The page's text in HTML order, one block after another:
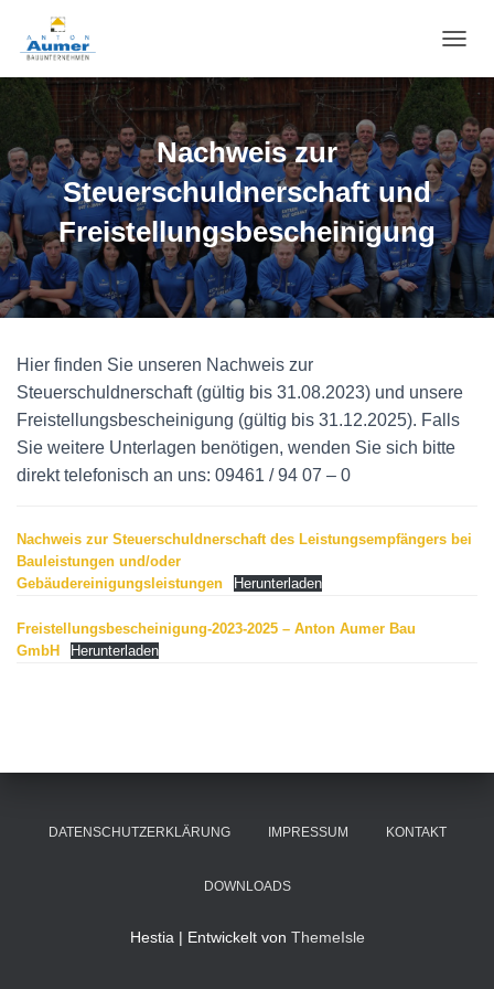
A
G
A
T
I
O
N
U
M
L
N
Nachweis zur
Steuerschuldnerschaft und
Freistellungsbescheinigung
Hier finden Sie unseren Nachweis zur
Steuerschuldnerschaft (gültig bis 31.08.2023) und unsere
Freistellungsbescheinigung (gültig bis 31.12.2025). Falls
Sie weitere Unterlagen benötigen, wenden Sie sich bitte
direkt telefonisch an uns: 09461 / 94 07 – 0
Nachweis zur Steuerschuldnerschaft des Leistungsempfängers bei
Bauleistungen und/oder
Gebäudereinigungsleistungen
Herunterladen
Freistellungsbescheinigung-2023-2025 – Anton Aumer Bau
GmbH
Herunterladen
DATENSCHUTZERKLÄRUNG IMPRESSUM KONTAKT
DOWNLOADS
Hestia | Entwickelt von ThemeIsle